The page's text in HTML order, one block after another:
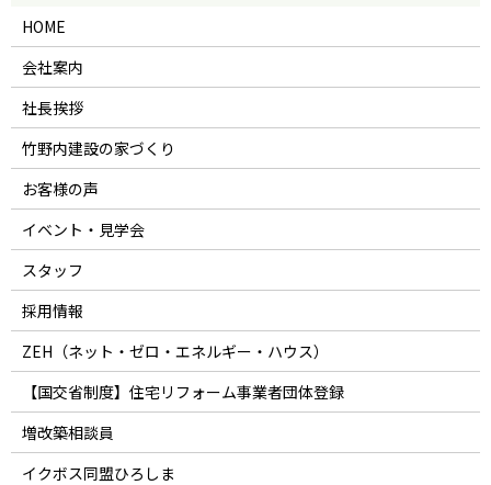
HOME
会社案内
社長挨拶
竹野内建設の家づくり
お客様の声
イベント・見学会
スタッフ
採用情報
ZEH（ネット・ゼロ・エネルギー・ハウス）
【国交省制度】住宅リフォーム事業者団体登録
増改築相談員
イクボス同盟ひろしま